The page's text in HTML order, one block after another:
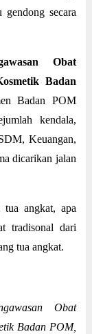
gendong secara
Obat
Badan
Badan POM
kendala,
Keuangan,
dicarikan jalan
angkat, apa
tradisonal dari
tua angkat.
Obat
Badan POM,